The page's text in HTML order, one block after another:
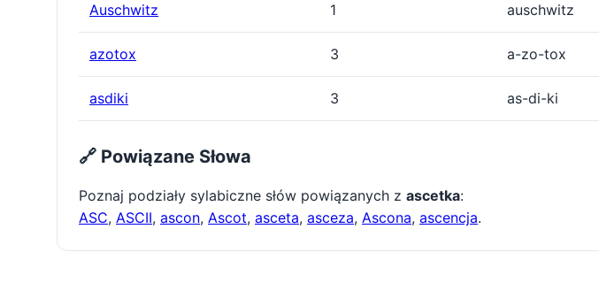
Auschwitz 1 auschwitz
azotox 3 a-zo-tox
asdiki 3 as-di-ki
🔗 Powiązane Słowa
Poznaj podziały sylabiczne słów powiązanych z ascetka:
ASC, ASCII, ascon, Ascot, asceta, asceza, Ascona, ascencja.